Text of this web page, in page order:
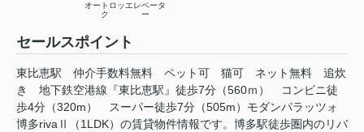
オートロッ
ク
エレベータ
ー
セールスポイント
東比恵駅 仲介手数料無料 ペット可 猫可 ネット無料 追炊
き 地下鉄空港線『東比恵駅』徒歩7分（560ｍ） コンビニ徒
歩4分（320m） スーパー徒歩7分（505m）モダンパラッツォ
博多rivaⅡ（1LDK）の賃貸物件情報です。博多駅徒歩圏内のリバ